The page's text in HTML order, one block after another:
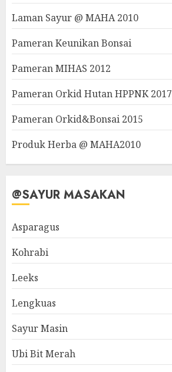
Laman Sayur @ MAHA 2010
Pameran Keunikan Bonsai
Pameran MIHAS 2012
Pameran Orkid Hutan HPPNK 2017
Pameran Orkid&Bonsai 2015
Produk Herba @ MAHA2010
@SAYUR MASAKAN
Asparagus
Kohrabi
Leeks
Lengkuas
Sayur Masin
Ubi Bit Merah